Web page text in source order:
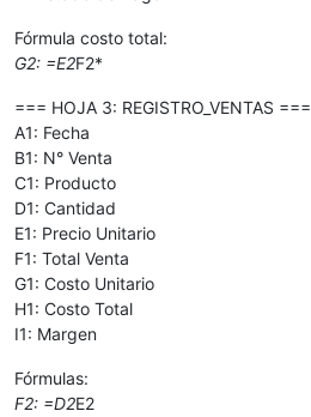
Fórmula costo total:
G2: =E2F2*
=== HOJA 3: REGISTRO_VENTAS ===
A1: Fecha
B1: N° Venta
C1: Producto
D1: Cantidad
E1: Precio Unitario
F1: Total Venta
G1: Costo Unitario
H1: Costo Total
I1: Margen
Fórmulas:
F2: =D2E2